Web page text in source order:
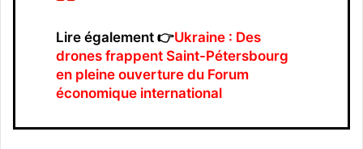
Lire également 👉Ukraine : Des
drones frappent Saint-Pétersbourg
en pleine ouverture du Forum
économique international